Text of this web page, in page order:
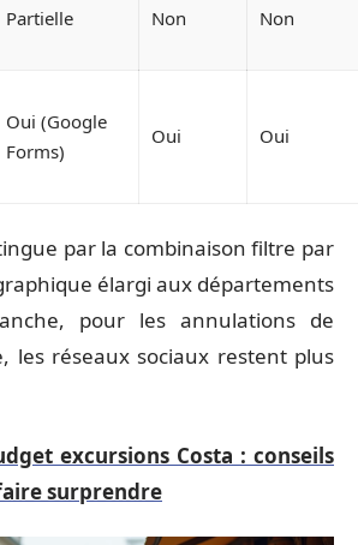
Partielle Non Non
Oui (Google
Forms)
Oui Oui
par la combinaison filtre par
élargi aux départements
pour les annulations de
les réseaux sociaux restent plus
excursions Costa : conseils
surprendre